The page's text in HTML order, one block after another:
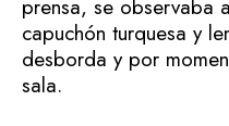
prensa, se observaba
capuchón turquesa y
desborda y por
sala.